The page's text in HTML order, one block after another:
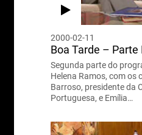
2000-02-11
Boa Tarde – Parte
Segunda parte do
Helena Ramos, com os
Barroso, presidente da
Portuguesa, e Emília…